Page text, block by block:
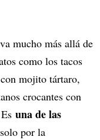
mucho más allá de
como los tacos
mojito tártaro,
crocantes con
una de las
por la